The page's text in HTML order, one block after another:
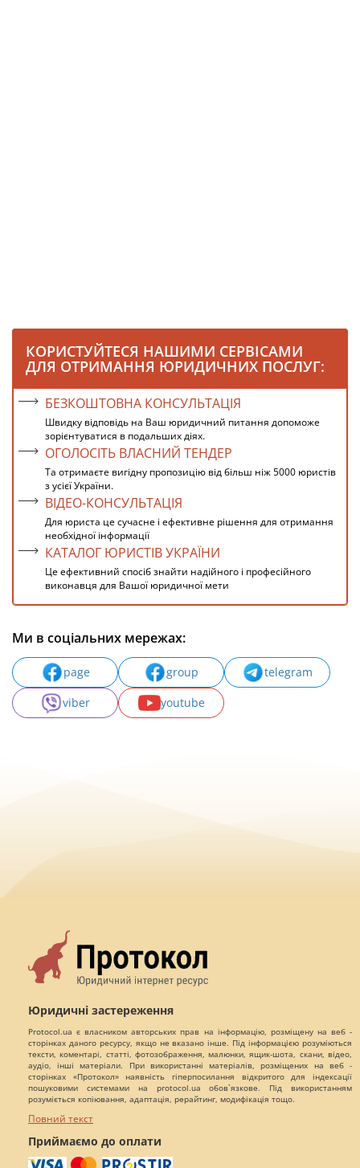
КОРИСТУЙТЕСЯ НАШИМИ СЕРВІСАМИ
ДЛЯ ОТРИМАННЯ ЮРИДИЧНИХ ПОСЛУГ:
БЕЗКОШТОВНА КОНСУЛЬТАЦІЯ
Швидку відповідь на Ваш юридичний питання допоможе
зорієнтуватися в подальших діях.
ОГОЛОСІТЬ ВЛАСНИЙ ТЕНДЕР
Та отримаєте вигідну пропозицію від більш ніж 5000 юристів
з усієї України.
ВІДЕО-КОНСУЛЬТАЦІЯ
Для юриста це сучасне і ефективне рішення для отримання
необхідної інформації
КАТАЛОГ ЮРИСТІВ УКРАЇНИ
Це ефективний спосіб знайти надійного і професійного
виконавця для Вашої юридичної мети
Ми в соціальних мережах:
page group
telegram
viber
youtube
Юридичні застереження
Protocol.ua є власником авторських прав на інформацію, розміщену на веб -
сторінках даного ресурсу, якщо не вказано інше. Під інформацією розуміються
тексти, коментарі, статті, фотозображення, малюнки, ящик-шота, скани, відео,
аудіо, інші матеріали. При використанні матеріалів, розміщених на веб -
сторінках «Протокол» наявність гіперпосилання відкритого для індексації
пошуковими системами на protocol.ua обов`язкове. Під використанням
розуміється копіювання, адаптація, рерайтинг, модифікація тощо.
Повний текст
Приймаємо до оплати